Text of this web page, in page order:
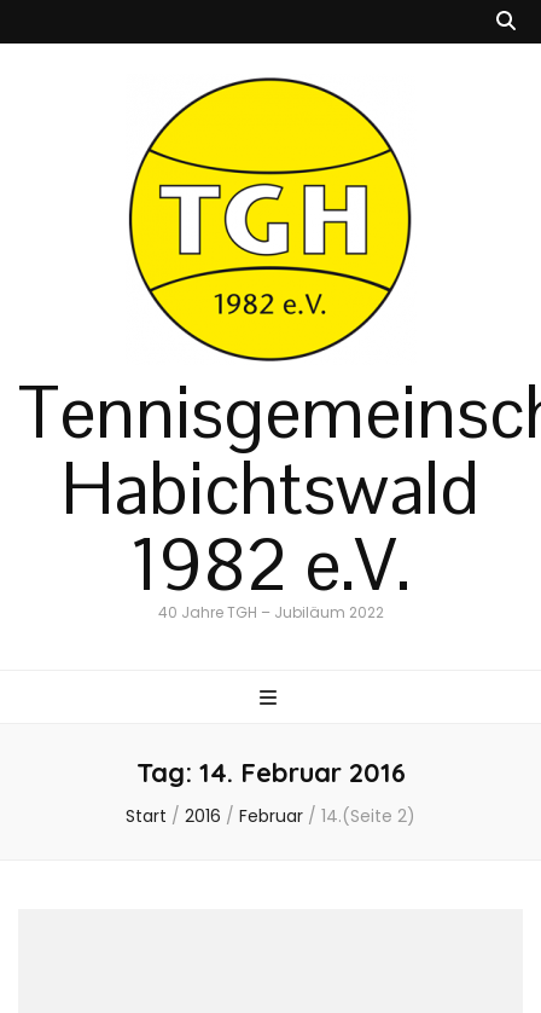
Habichtswald
1982 e.V.
40 Jahre TGH – Jubiläum 2022
Tag: 14. Februar 2016
Start / 2016 / Februar / 14.(Seite 2)